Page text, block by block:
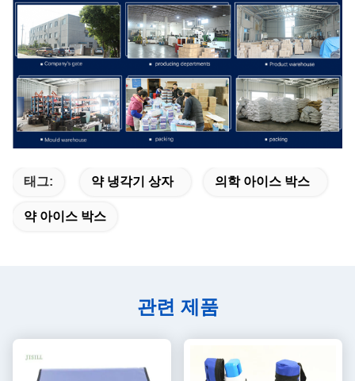
태그: 약 냉각기 상자 의학 아이스 박스
약 아이스 박스
관련 제품